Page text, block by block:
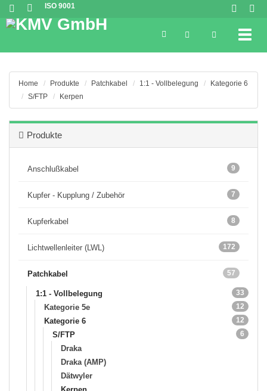
ISO 9001
Home Produkte Patchkabel 1:1 - Vollbelegung
Kategorie 6
S/FTP
Kerpen
Produkte
9
Anschlußkabel
7
Kupfer - Kupplung / Zubehör
8
Kupferkabel
172
Lichtwellenleiter (LWL)
57
Patchkabel
33
1:1 - Vollbelegung
12
Kategorie 5e
12
Kategorie 6
6
S/FTP
Draka
Draka (AMP)
Dätwyler